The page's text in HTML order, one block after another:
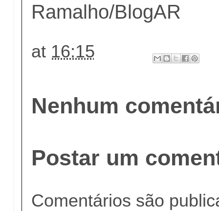
Ramalho/BlogAR
at 16:15
Nenhum
Postar um
Comentários são